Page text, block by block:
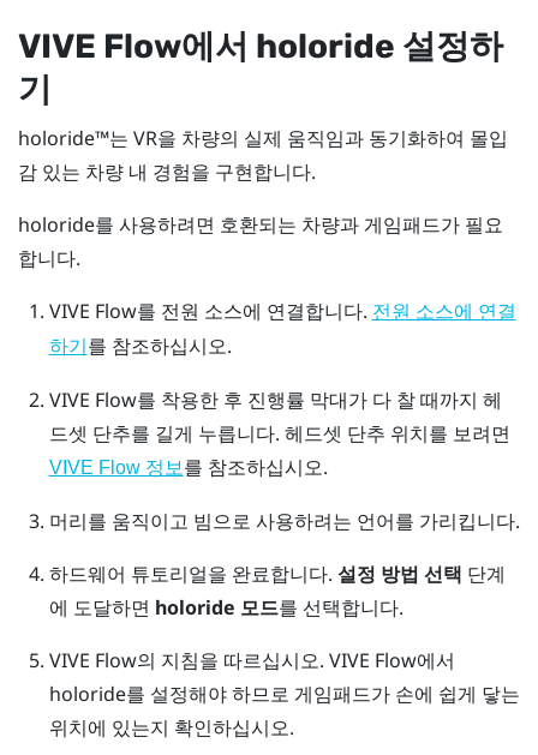
VIVE Flow에서 holoride 설정하
기
holoride™는 VR을 차량의 실제 움직임과 동기화하여 몰입
감 있는 차량 내 경험을 구현합니다.
holoride를 사용하려면 호환되는 차량과 게임패드가 필요
합니다.
VIVE Flow를 전원 소스에 연결합니다. 전원 소스에 연결
하기 를 참조하십시오.
VIVE Flow를 착용한 후 진행률 막대가 다 찰 때까지 헤
드셋 단추를 길게 누릅니다. 헤드셋 단추 위치를 보려면
VIVE Flow 정보 를 참조하십시오.
머리를 움직이고 빔으로 사용하려는 언어를 가리킵니다.
하드웨어 튜토리얼을 완료합니다. 설정 방법 선택 단계
에 도달하면 holoride 모드를 선택합니다.
VIVE Flow의 지침을 따르십시오. VIVE Flow에서
holoride를 설정해야 하므로 게임패드가 손에 쉽게 닿는
위치에 있는지 확인하십시오.